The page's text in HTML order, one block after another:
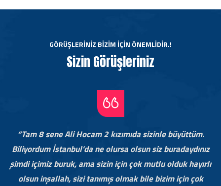
GÖRÜŞLERINIZ BIZIM İÇIN ÖNEMLIDIR.!
Sizin Görüşleriniz
“Tam 8 sene Ali Hocam 2 kızımıda sizinle büyüttüm.
Biliyordum İstanbul’da ne olursa olsun siz buradaydınız
şimdi içimiz buruk, ama sizin için çok mutlu olduk hayırlı
olsun inşallah, sizi tanımış olmak bile bizim için çok